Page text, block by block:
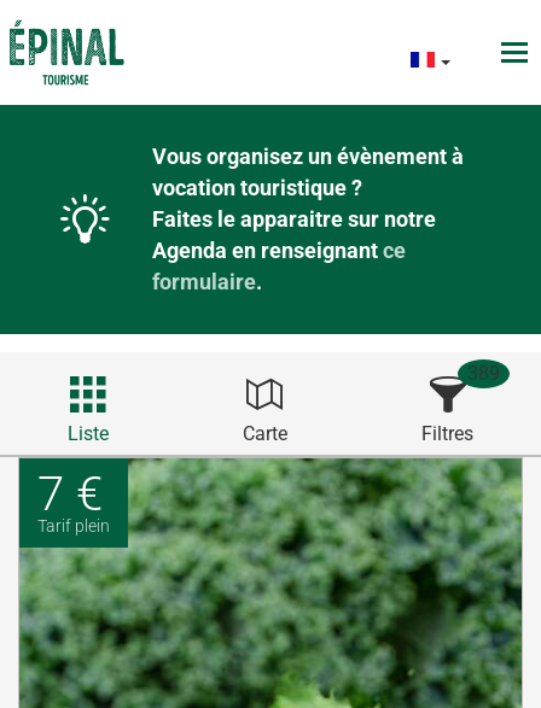
Vous organisez un évènement à
vocation touristique ?
Faites le apparaitre sur notre
Agenda en renseignantce
formulaire.
Liste Carte Filtres
389
7 €
Tarif plein